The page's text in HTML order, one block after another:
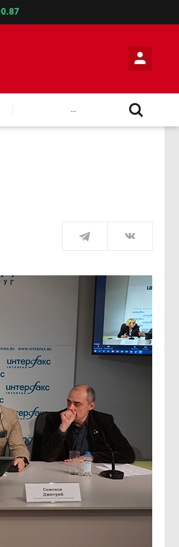
...